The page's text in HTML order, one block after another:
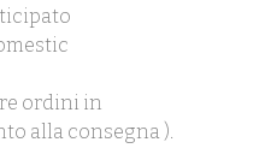
ordini in
alla consegna ).